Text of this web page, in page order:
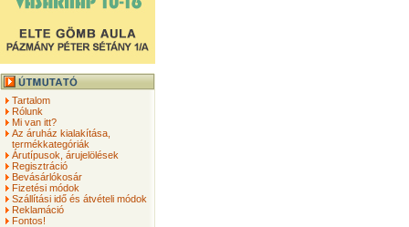
Tartalom
Rólunk
Mi van itt?
Az áruház kialakítása,
termékkategóriák
Árutípusok, árujelölések
Regisztráció
Bevásárlókosár
Fizetési módok
Szállítási idő és átvételi módok
Reklamáció
Fontos!